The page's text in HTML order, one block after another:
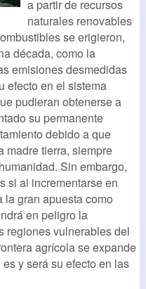
a partir de recursos
naturales renovables
se erigieron,
década, como la
emisiones desmedidas
efecto en el sistema
pudieran obtenerse a
su permanente
debido a que
madre tierra, siempre
Sin embargo,
si al incrementarse en
la gran apuesta como
en peligro la
regiones vulnerables del
agrícola se expande
y será su efecto en las